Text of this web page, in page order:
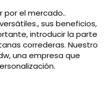
por el mercado..
sus beneficios,
introducir la parte
correderas. Nuestro
una empresa que